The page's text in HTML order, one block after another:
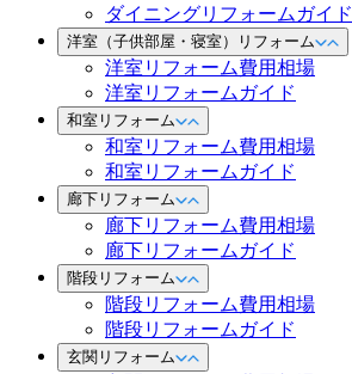
ダイニングリフォームガイド
洋室（子供部屋・寝室）リフォーム
洋室リフォーム費用相場
洋室リフォームガイド
和室リフォーム
和室リフォーム費用相場
和室リフォームガイド
廊下リフォーム
廊下リフォーム費用相場
廊下リフォームガイド
階段リフォーム
階段リフォーム費用相場
階段リフォームガイド
玄関リフォーム